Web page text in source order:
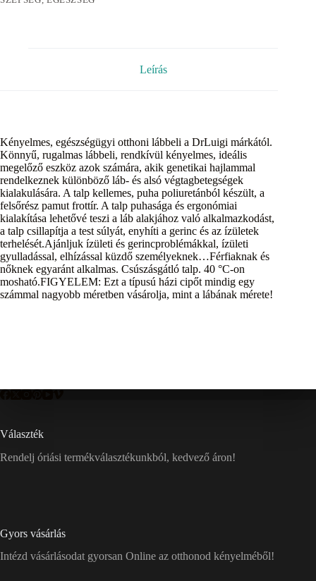
Leírás
Kényelmes, egészségügyi otthoni lábbeli a DrLuigi márkától.
Könnyű, rugalmas lábbeli, rendkívül kényelmes, ideális
megelőző eszköz azok számára, akik genetikai hajlammal
rendelkeznek különböző láb- és alsó végtagbetegségek
kialakulására. A talp kellemes, puha poliuretánból készült, a
felsőrész pamut frottír. A talp puhasága és ergonómiai
kialakítása lehetővé teszi a láb alakjához való alkalmazkodást,
a talp csillapítja a test súlyát, enyhíti a gerinc és az ízületek
terhelését.Ajánljuk ízületi és gerincproblémákkal, ízületi
gyulladással, elhízással küzdő személyeknek…Férfiaknak és
nőknek egyaránt alkalmas. Csúszásgátló talp. 40 °C-on
mosható.FIGYELEM: Ezt a típusú házi cipőt mindig egy
számmal nagyobb méretben vásárolja, mint a lábának mérete!
Választék
Rendelj óriási termékválasztékunkból, kedvező áron!
Gyors vásárlás
Intézd vásárlásodat gyorsan Online az otthonod kényelméből!